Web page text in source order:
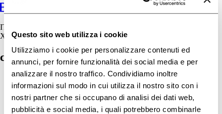
Questo sito web utilizza i cookie
Utilizziamo i cookie per personalizzare contenuti ed
annunci, per fornire funzionalità dei social media e per
analizzare il nostro traffico. Condividiamo inoltre
informazioni sul modo in cui utilizza il nostro sito con i
nostri partner che si occupano di analisi dei dati web,
pubblicità e social media, i quali potrebbero combinarle
IT
X
couperose cosa fare